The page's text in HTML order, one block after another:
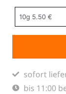
sofort
bis 11:00